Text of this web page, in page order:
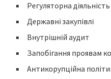
Регуляторна діяльність
Державні закупівлі
Внутрішній аудит
Запобігання проявам
Антикорупційна